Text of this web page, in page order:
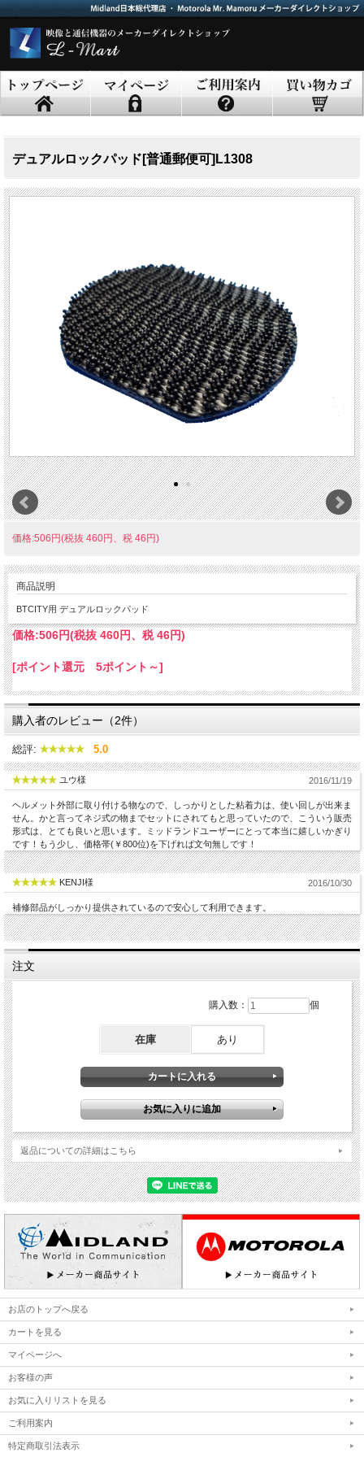
デュアルロックパッド[普通郵便可]L1308
価格:506円(税抜 460円、税 46円)
商品説明
BTCITY用 デュアルロックパッド
価格:506円(税抜 460円、税 46円)
[ポイント還元 5ポイント～]
購入者のレビュー（2件）
総評: 5.0
ユウ様 2016/11/19
ヘルメット外部に取り付ける物なので、しっかりとした粘着力は、使い回しが出来ま
せん。かと言ってネジ式の物までセットにされてもと思っていたので、こういう販売
形式は、とても良いと思います。ミッドランドユーザーにとって本当に嬉しいかぎり
です！もう少し、価格帯(￥800位)を下げれば文句無しです！
KENJI様 2016/10/30
補修部品がしっかり提供されているので安心して利用できます。
注文
購入数： 個
在庫 あり
返品についての詳細はこちら
お店のトップへ戻る
カートを見る
マイページへ
お客様の声
お気に入りリストを見る
ご利用案内
特定商取引法表示